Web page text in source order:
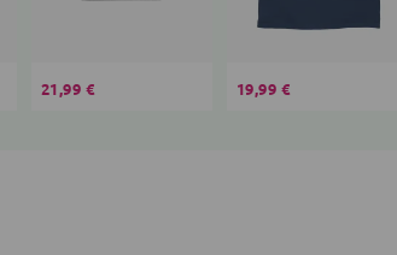
21,99 € 19,99 €